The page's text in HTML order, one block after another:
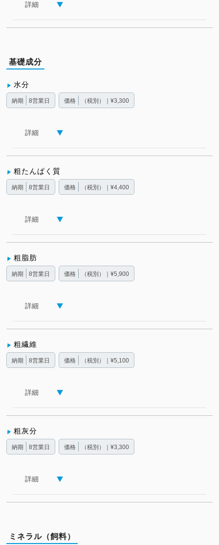
詳細
基礎成分
水分
納期 8営業日 価格 （税別）｜¥3,300
詳細
粗たんぱく質
納期 8営業日 価格 （税別）｜¥4,400
詳細
粗脂肪
納期 8営業日 価格 （税別）｜¥5,900
詳細
粗繊維
納期 8営業日 価格 （税別）｜¥5,100
詳細
粗灰分
納期 8営業日 価格 （税別）｜¥3,300
詳細
ミネラル（飼料）